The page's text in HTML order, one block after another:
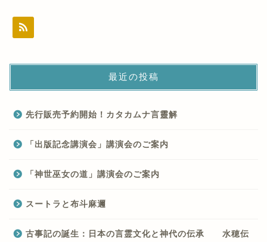
最近の投稿
先行販売予約開始！カタカムナ言靈解
「出版記念講演会」講演会のご案内
「神世巫女の道」講演会のご案内
スートラと布斗麻邇
古事記の誕生：日本の言霊文化と神代の伝承 水穂伝